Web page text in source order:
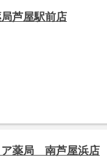
芦屋駅前店
ア薬局 南芦屋浜店